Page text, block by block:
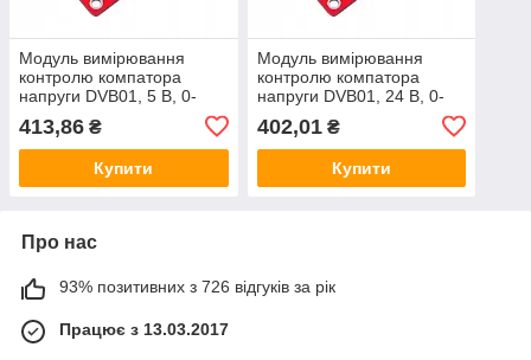
Модуль вимірювання
контролю компатора
напруги DVB01, 5 В, 0-
99,9 В, <90 мА, цифровий
компактор
413,86 ₴
Купити
Модуль вимірювання
контролю компатора
напруги DVB01, 24 В, 0-
99,9 В, <35 мА, цифровий
компактор
402,01₴
Купити
Про нас
93% позитивних з 726 відгуків за рік
Працює з 13.03.2017